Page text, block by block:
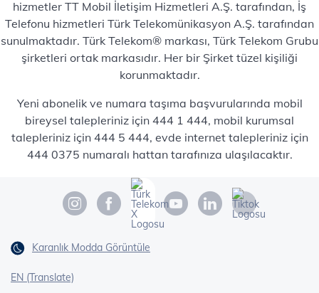
hizmetler TT Mobil İletişim Hizmetleri A.Ş. tarafından, İş
Telefonu hizmetleri Türk Telekomünikasyon A.Ş. tarafından
sunulmaktadır. Türk Telekom® markası, Türk Telekom Grubu
şirketleri ortak markasıdır. Her bir Şirket tüzel kişiliği
korunmaktadır.
Yeni abonelik ve numara taşıma başvurularında mobil
bireysel talepleriniz için 444 1 444, mobil kurumsal
talepleriniz için 444 5 444, evde internet talepleriniz için
444 0375 numaralı hattan tarafınıza ulaşılacaktır.
Karanlık Modda Görüntüle
EN (Translate)